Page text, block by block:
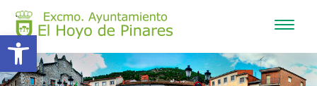
Abrir barra de herramientas
Ocultar